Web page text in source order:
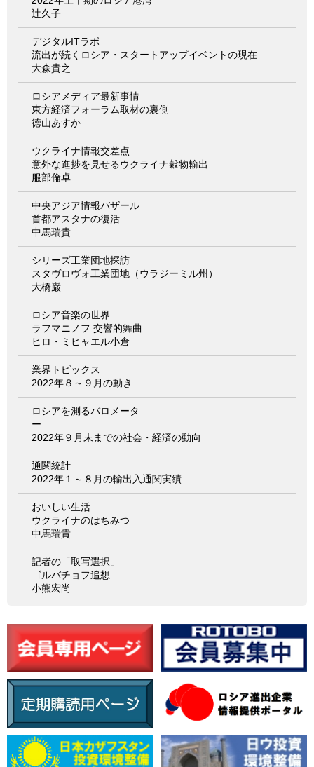
辻久子
デジタルITラボ
流出が続くロシア・スタートアップイベントの現在
大森貴之
ロシアメディア最新事情
東方経済フォーラム取材の裏側
徳山あすか
ウクライナ情報交差点
意外な進捗を見せるウクライナ穀物輸出
服部倫卓
中央アジア情報バザール
首都アスタナの復活
中馬瑞貴
シリーズ工業団地探訪
スタヴロヴォ工業団地（ウラジーミル州）
大橋巌
ロシア音楽の世界
ラフマニノフ 交響的舞曲
ヒロ・ミヒャエル小倉
業界トピックス
2022年８～９月の動き
ロシアを測るバロメータ
ー
2022年９月末までの社会・経済の動向
通関統計
2022年１～８月の輸出入通関実績
おいしい生活
ウクライナのはちみつ
中馬瑞貴
記者の「取写選択」
ゴルバチョフ追想
小熊宏尚